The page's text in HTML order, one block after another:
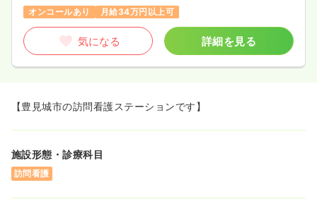
オンコールあり
月給34万円以上可
気になる 詳細を見る
【豊見城市の訪問看護ステーションです】
施設形態・診療科目
訪問看護